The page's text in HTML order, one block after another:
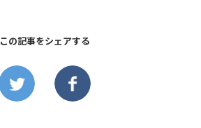
この記事をシェアする